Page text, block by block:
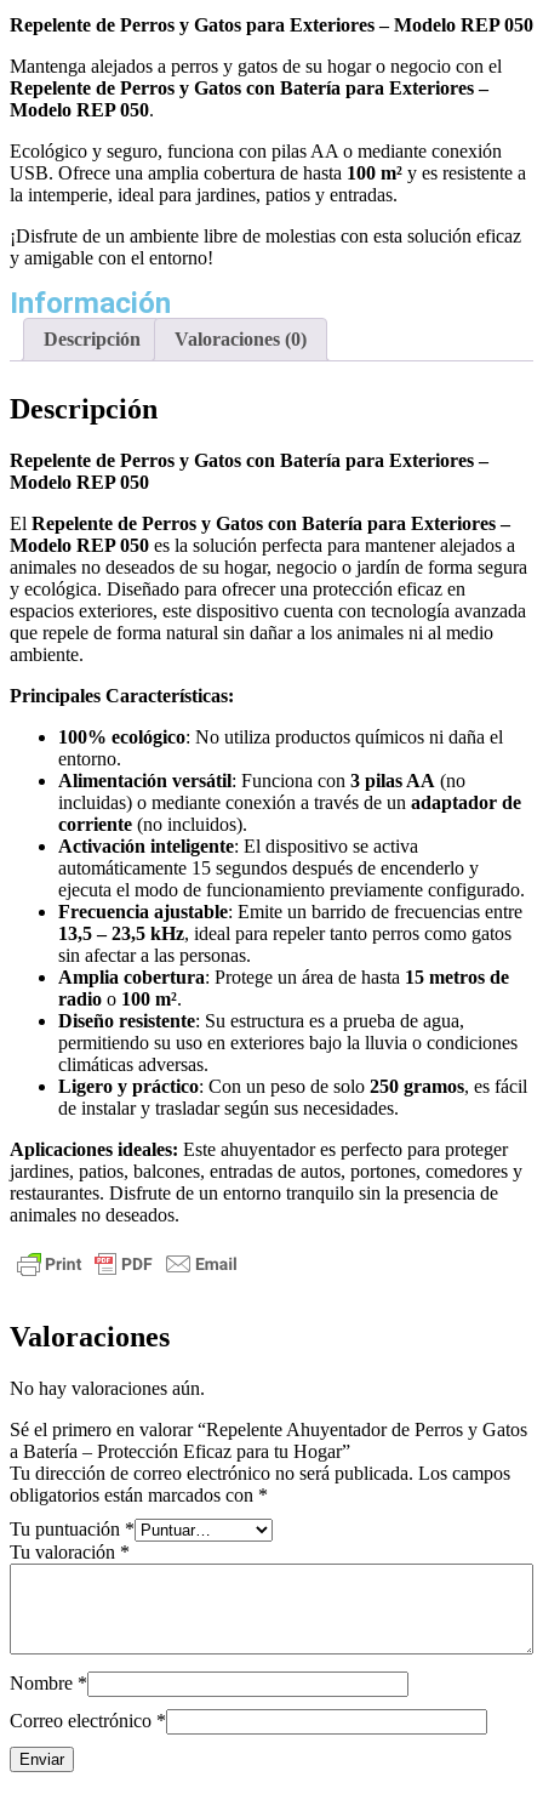
Repelente de Perros y Gatos para Exteriores – Modelo REP 050
Mantenga alejados a perros y gatos de su hogar o negocio con el
Repelente de Perros y Gatos con Batería para Exteriores –
Modelo REP 050.
Ecológico y seguro, funciona con pilas AA o mediante conexión
USB. Ofrece una amplia cobertura de hasta 100 m² y es resistente a
la intemperie, ideal para jardines, patios y entradas.
¡Disfrute de un ambiente libre de molestias con esta solución eficaz
y amigable con el entorno!
Información
Descripción Valoraciones (0)
Descripción
Repelente de Perros y Gatos con Batería para Exteriores –
Modelo REP 050
El Repelente de Perros y Gatos con Batería para Exteriores –
Modelo REP 050 es la solución perfecta para mantener alejados a
animales no deseados de su hogar, negocio o jardín de forma segura
y ecológica. Diseñado para ofrecer una protección eficaz en
espacios exteriores, este dispositivo cuenta con tecnología avanzada
que repele de forma natural sin dañar a los animales ni al medio
ambiente.
Principales Características:
100% ecológico: No utiliza productos químicos ni daña el
entorno.
Alimentación versátil: Funciona con 3 pilas AA (no
incluidas) o mediante conexión a través de un adaptador de
corriente (no incluidos).
Activación inteligente: El dispositivo se activa
automáticamente 15 segundos después de encenderlo y
ejecuta el modo de funcionamiento previamente configurado.
Frecuencia ajustable: Emite un barrido de frecuencias entre
13,5 – 23,5 kHz, ideal para repeler tanto perros como gatos
sin afectar a las personas.
Amplia cobertura: Protege un área de hasta 15 metros de
radio o 100 m².
Diseño resistente: Su estructura es a prueba de agua,
permitiendo su uso en exteriores bajo la lluvia o condiciones
climáticas adversas.
Ligero y práctico: Con un peso de solo 250 gramos, es fácil
de instalar y trasladar según sus necesidades.
Aplicaciones ideales: Este ahuyentador es perfecto para proteger
jardines, patios, balcones, entradas de autos, portones, comedores y
restaurantes. Disfrute de un entorno tranquilo sin la presencia de
animales no deseados.
Valoraciones
No hay valoraciones aún.
Sé el primero en valorar “Repelente Ahuyentador de Perros y Gatos
a Batería – Protección Eficaz para tu Hogar”
Tu dirección de correo electrónico no será publicada. Los campos
obligatorios están marcados con *
Tu puntuación *
Tu valoración *
Nombre *
Correo electrónico *